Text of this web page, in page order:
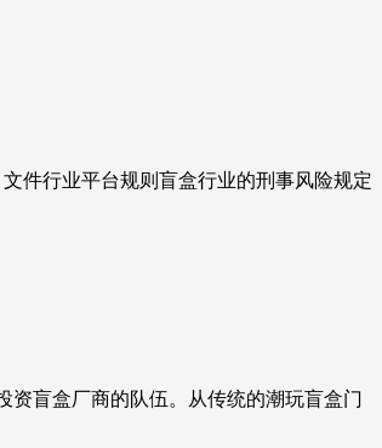
件行业平台规则盲盒行业的刑事风险规定
盲盒厂商的队伍。从传统的潮玩盲盒门